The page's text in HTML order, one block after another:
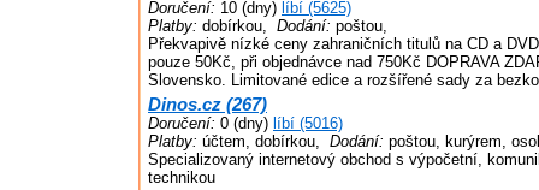
Doručení: 10 (dny) líbí (5625)
Platby: dobírkou, Dodání: poštou,
Překvapivě nízké ceny zahraničních titulů na CD a
pouze 50Kč, při objednávce nad 750Kč DOPRAVA
Slovensko. Limitované edice a rozšířené sady za
Dinos.cz (267)
Doručení: 0 (dny) líbí (5016)
Platby: účtem, dobírkou, Dodání: poštou, kurýrem,
Specializovaný internetový obchod s výpočetní,
technikou